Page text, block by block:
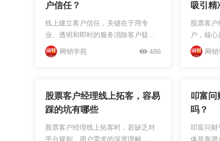
户信任？
线上建立客户信任，关键在于用专
业、透明和即时的服务消除客户疑
虑，而选择有权威背书的平台能让信
任建立更高效。很多客户经理尝试通
要么缺...
网销学苑 486
吸引精
股票客
户，核
财需求
时间投
主运...
网
股票客户经理线上拓客，容易
踩的坑有哪些
股票客户经理线上拓客时，若缺乏对
平台规则、用户需求的深度理解，容
叩富
吗？
叩富问
体是靠谱